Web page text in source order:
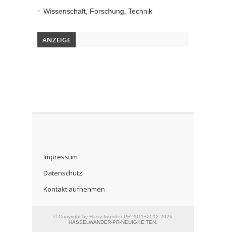
Wissenschaft, Forschung, Technik
ANZEIGE
Impressum
Datenschutz
Kontakt aufnehmen
© Copyright by Hasselwander-PR 2011+2012-2026
HASSELWANDER-PR-NEUIGKEITEN.